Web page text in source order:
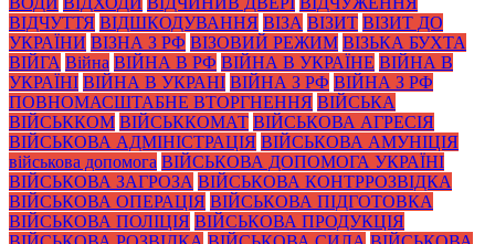
ВІДЧУТТЯ ВІДШКОДУВАННЯ ВІЗА ВІЗИТ ВІЗИТ ДО
УКРАЇНИ ВІЗНА З РФ ВІЗОВИЙ РЕЖИМ ВІЗЬКА БУХТА
ВІЙГА Війна ВІЙНА В РФ ВІЙНА В УКРАЇНЕ ВІЙНА В
УКРАЇНІ ВІЙНА В УКРАНІ ВІЙНА З РФ ВІЙНА З РФ
ПОВНОМАСШТАБНЕ ВТОРГНЕННЯ ВІЙСЬКА
ВІЙСЬККОМ ВІЙСЬККОМАТ ВІЙСЬКОВА АГРЕСІЯ
ВІЙСЬКОВА АДМІНІСТРАЦІЯ ВІЙСЬКОВА АМУНІЦІЯ
військова допомога ВІЙСЬКОВА ДОПОМОГА УКРАЇНІ
ВІЙСЬКОВА ЗАГРОЗА ВІЙСЬКОВА КОНТРРОЗВІДКА
ВІЙСЬКОВА ОПЕРАЦІЯ ВІЙСЬКОВА ПІДГОТОВКА
ВІЙСЬКОВА ПОЛІЦІЯ ВІЙСЬКОВА ПРОДУКЦІЯ